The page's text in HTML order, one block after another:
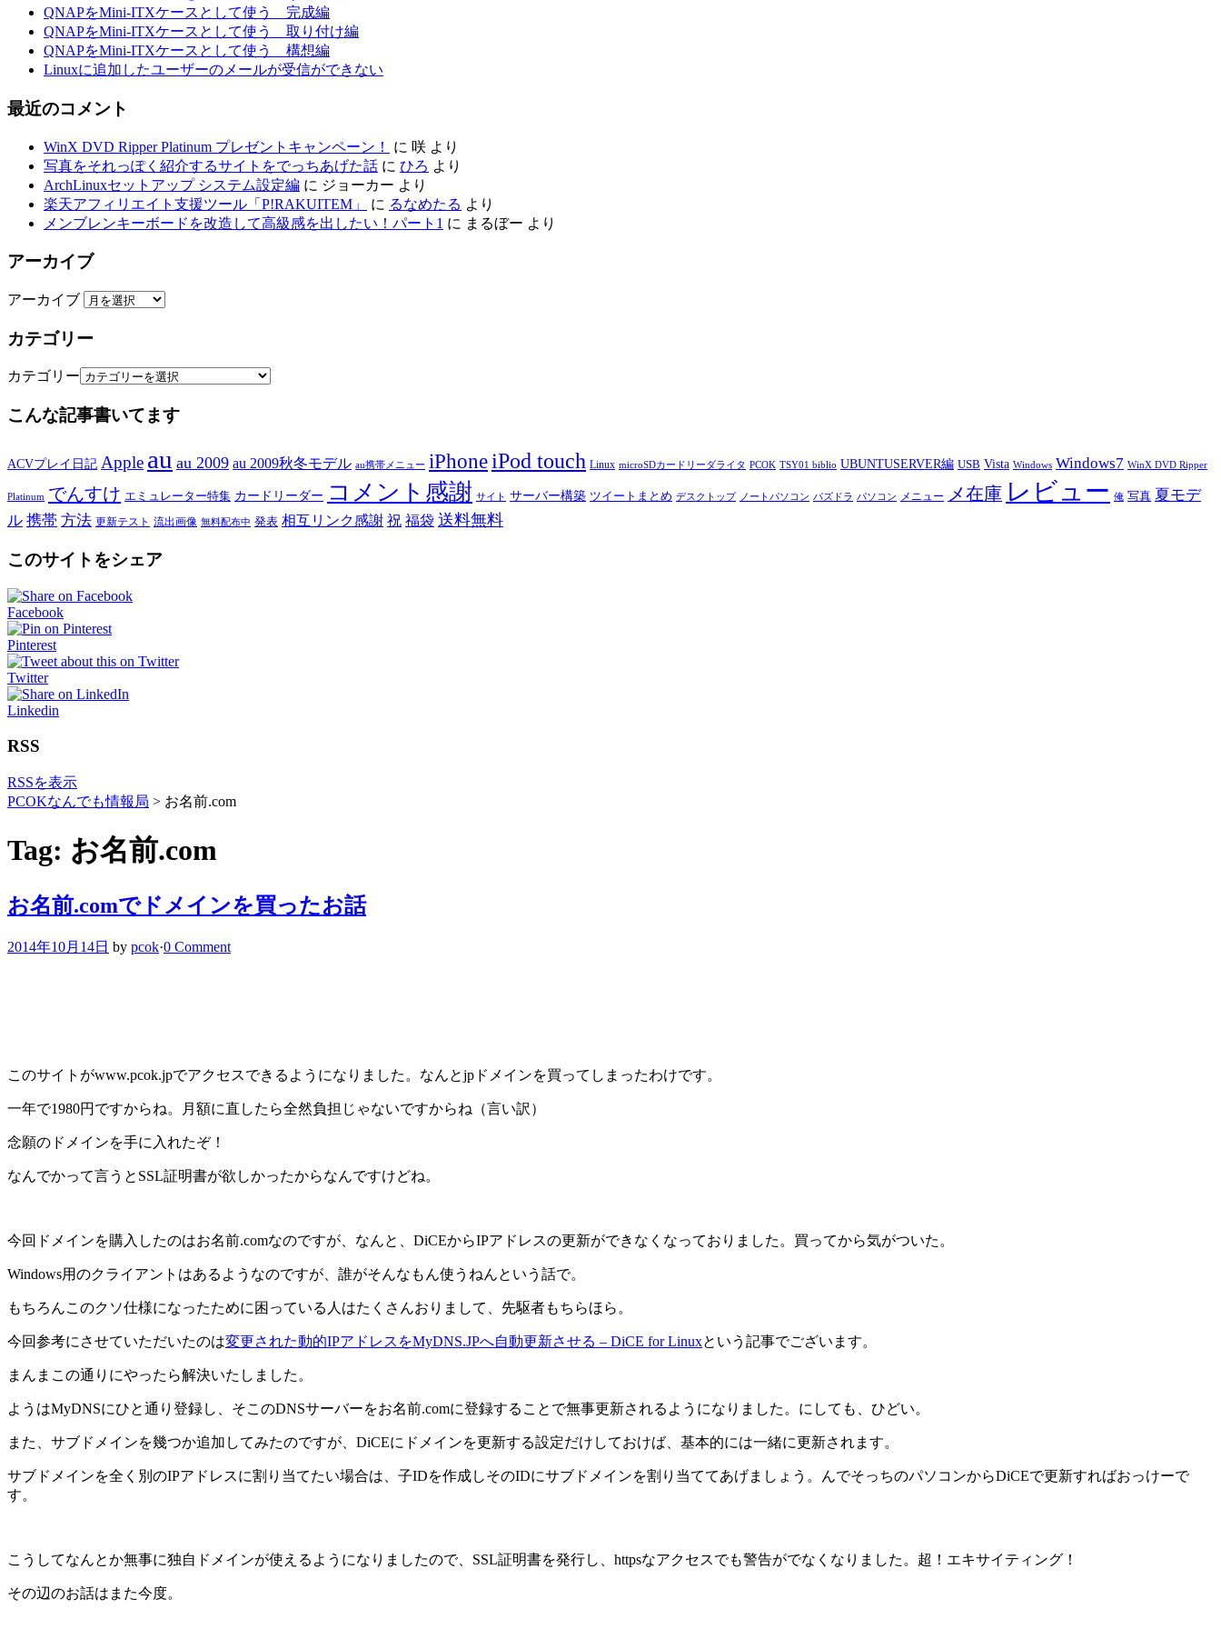
QNAPをMini-ITXケースとして使う 完成編
QNAPをMini-ITXケースとして使う 取り付け編
QNAPをMini-ITXケースとして使う 構想編
Linuxに追加したユーザーのメールが受信ができない
最近のコメント
WinX DVD Ripper Platinum プレゼントキャンペーン！ に 咲 より
写真をそれっぽく紹介するサイトをでっちあげた話 に ひろ より
ArchLinuxセットアップ システム設定編 に ジョーカー より
楽天アフィリエイト支援ツール「P!RAKUITEM」
に るなめたる より
メンブレンキーボードを改造して高級感を出したい！パート1 に まるぼー より
アーカイブ
アーカイブ
カテゴリー
カテゴリー
こんな記事書いてます
ACVプレイ日記 Apple au au 2009 au 2009秋冬モデル au携帯メニュー iPhoneiPod touch Linux microSDカードリーダライタ PCOK TSY01 biblio UBUNTUSERVER編 USB Vista Windows Windows7 WinX DVD Ripper
Platinum でんすけ エミュレーター特集 カードリーダー コメント感謝 サイト サーバー構築 ツイートまとめ デスクトップ ノートパソコン パズドラ パソコン メニュー メ在庫 レビュー 俺 写真 夏モデ
ル 携帯 方法 更新テスト 流出画像 無料配布中 発表 相互リンク感謝 祝 福袋 送料無料
このサイトをシェア
Facebook
Pinterest
Twitter
Linkedin
RSS
RSSを表示
PCOKなんでも情報局 > お名前.com
Tag: お名前.com
お名前.comでドメインを買ったお話
2014年10月14日 by pcok·0 Comment
このサイトがwww.pcok.jpでアクセスできるようになりました。なんとjpドメインを買ってしまったわけです。
一年で1980円ですからね。月額に直したら全然負担じゃないですからね（言い訳）
念願のドメインを手に入れたぞ！
なんでかって言うとSSL証明書が欲しかったからなんですけどね。
今回ドメインを購入したのはお名前.comなのですが、なんと、DiCEからIPアドレスの更新ができなくなっておりました。買ってから気がついた。
Windows用のクライアントはあるようなのですが、誰がそんなもん使うねんという話で。
もちろんこのクソ仕様になったために困っている人はたくさんおりまして、先駆者もちらほら。
今回参考にさせていただいたのは変更された動的IPアドレスをMyDNS.JPへ自動更新させる – DiCE for Linuxという記事でございます。
まんまこの通りにやったら解決いたしました。
ようはMyDNSにひと通り登録し、そこのDNSサーバーをお名前.comに登録することで無事更新されるようになりました。にしても、ひどい。
また、サブドメインを幾つか追加してみたのですが、DiCEにドメインを更新する設定だけしておけば、基本的には一緒に更新されます。
サブドメインを全く別のIPアドレスに割り当てたい場合は、子IDを作成しそのIDにサブドメインを割り当ててあげましょう。んでそっちのパソコンからDiCEで更新すればおっけーで
す。
こうしてなんとか無事に独自ドメインが使えるようになりましたので、SSL証明書を発行し、httpsなアクセスでも警告がでなくなりました。超！エキサイティング！
その辺のお話はまた今度。